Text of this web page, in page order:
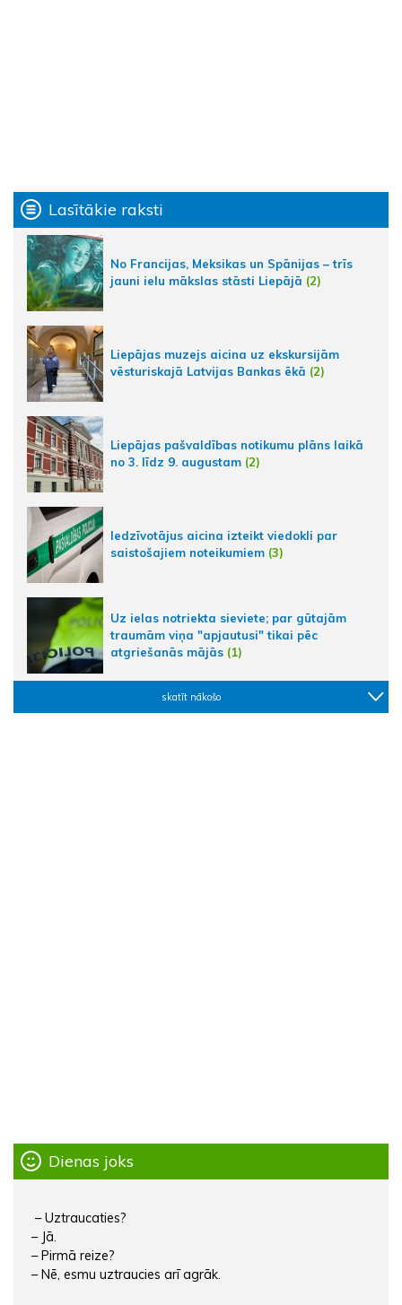
Lasītākie raksti
No Francijas, Meksikas un Spānijas – trīs
jauni ielu mākslas stāsti Liepājā (2)
Liepājas muzejs aicina uz ekskursijām
vēsturiskajā Latvijas Bankas ēkā (2)
Liepājas pašvaldības notikumu plāns laikā
no 3. līdz 9. augustam (2)
Iedzīvotājus aicina izteikt viedokli par
saistošajiem noteikumiem (3)
Uz ielas notriekta sieviete; par gūtajām
traumām viņa "apjautusi" tikai pēc
atgriešanās mājās (1)
skatīt nākošo
Dienas joks
– Uztraucaties?
– Jā.
– Pirmā reize?
– Nē, esmu uztraucies arī agrāk.